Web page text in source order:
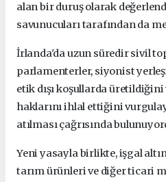
alan bir duruş olarak
savunucuları tarafından da
İrlanda'da uzun süredir sivil
parlamenterler, siyonist
etik dışı koşullarda
haklarını ihlal ettiğini
atılması çağrısında
Yeni yasayla birlikte, işgal
tarım ürünleri ve diğer ticari